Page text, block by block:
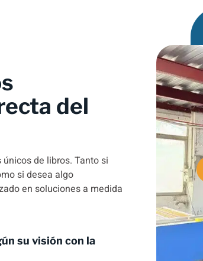
del
de libros. Tanto si
si desea algo
en soluciones a medida
su visión con la